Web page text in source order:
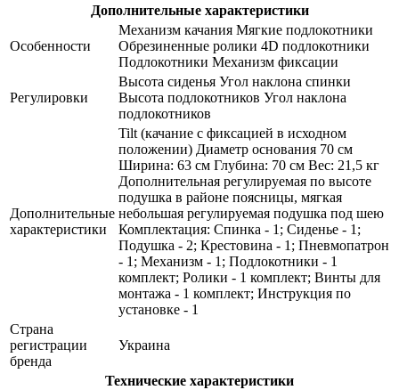
Дополнительные характеристики
Особенности
Механизм качания Мягкие подлокотники
Обрезиненные ролики 4D подлокотники
Подлокотники Механизм фиксации
Регулировки
Высота сиденья Угол наклона спинки
Высота подлокотников Угол наклона
подлокотников
Дополнительные
характеристики
Tilt (качание с фиксацией в исходном
положении) Диаметр основания 70 см
Ширина: 63 см Глубина: 70 см Вес: 21,5 кг
Дополнительная регулируемая по высоте
подушка в районе поясницы, мягкая
небольшая регулируемая подушка под шею
Комплектация: Спинка - 1; Сиденье - 1;
Подушка - 2; Крестовина - 1; Пневмопатрон
- 1; Механизм - 1; Подлокотники - 1
комплект; Ролики - 1 комплект; Винты для
монтажа - 1 комплект; Инструкция по
установке - 1
Страна
регистрации
бренда
Украина
Технические характеристики